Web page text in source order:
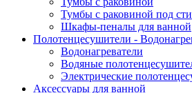
Тумбы с раковиной под
Шкафы-пеналы для ванной
Полотенцесушители -
Водонагреватели
Водяные
Электрические
Аксессуары для ванной